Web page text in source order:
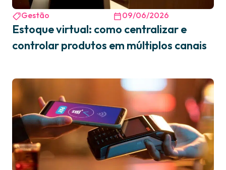
Gestão 09/06/2026
Estoque virtual: como centralizar e
controlar produtos em múltiplos canais